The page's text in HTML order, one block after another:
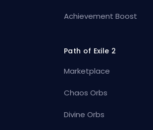
Achievement Boost
Path of Exile 2
Marketplace
Chaos Orbs
Divine Orbs